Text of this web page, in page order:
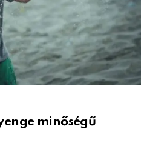
minőségű